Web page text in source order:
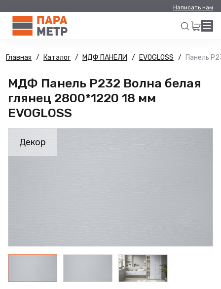
Написать нам
Искать
Главная Каталог МДФ ПАНЕЛИ EVOGLOSS Панель
МДФ Панель Р232 Волна белая
глянец 2800*1220 18 мм
EVOGLOSS
Декор